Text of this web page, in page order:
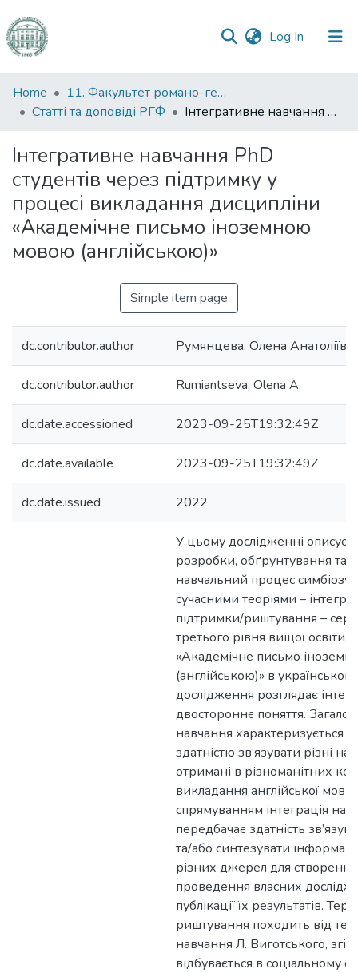
Log In (current)
Communities
&
All of DSpace
Statistics
Home
11. Факультет романо-германської філології
Статті та доповіді РГФ
Інтегративне навчання PhD студентів через підтримку у процесі викладання дисципліни «Академічне письмо іноземною мовою (англійською)»
Інтегративне навчання PhD
студентів через підтримку у
процесі викладання дисципліни
«Академічне письмо іноземною
мовою (англійською)»
Simple item page
dc.contributor.author Румянцева, Олена
dc.contributor.author Rumiantseva, Olena A.
dc.date.accessioned 2023-09-25T19:32:49Z
dc.date.available 2023-09-25T19:32:49Z
dc.date.issued 2022
У цьому дослідженні
розробки, обґрунтування та
навчальний процес симбіозу
сучасними теоріями –
підтримки/риштування –
третього рівня вищої освіти
«Академічне письмо
(англійською)» в
дослідження розглядає
двостороннє поняття.
навчання характеризується
здатністю зв’язувати різні
отримані в різноманітних
викладання англійської
спрямуванням інтеграція
передбачає здатність
та/або синтезувати
різних джерел для
проведення власних
публікації їх результатів.
риштування походить від
навчання Л. Виготського,
відбувається в соціальному